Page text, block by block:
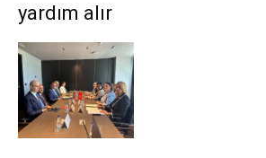
yardım alır